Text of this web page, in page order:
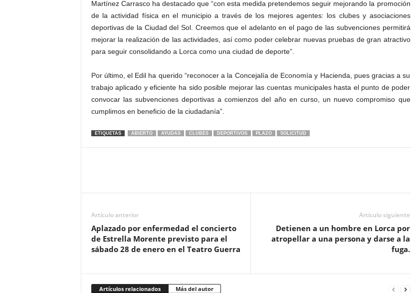
Martínez Carrasco ha destacado que “con esta medida pretendemos seguir mejorando la promoción
de la actividad física en el municipio a través de los mejores agentes: los clubes y asociaciones
deportivas de la Ciudad del Sol. Creemos que el adelanto en el pago de las subvenciones permitirá
mejorar la realización de las actividades, así como poder celebrar nuevas pruebas de gran atractivo
para seguir consolidando a Lorca como una ciudad de deporte”.
Por último, el Edil ha querido “reconocer a la Concejalía de Economía y Hacienda, pues gracias a su
trabajo aplicado y eficiente ha sido posible mejorar las cuentas municipales hasta el punto de poder
convocar las subvenciones deportivas a comienzos del año en curso, un nuevo compromiso que
cumplimos en beneficio de la ciudadanía”.
ETIQUETAS ABIERTO AYUDAS CLUBES DEPORTIVOS PLAZO SOLICITUD
Artículo anterior
Aplazado por enfermedad el concierto
de Estrella Morente previsto para el
sábado 28 de enero en el Teatro Guerra
Artículo siguiente
Detienen a un hombre en Lorca por
atropellar a una persona y darse a la
fuga.
Artículos relacionados Más del autor